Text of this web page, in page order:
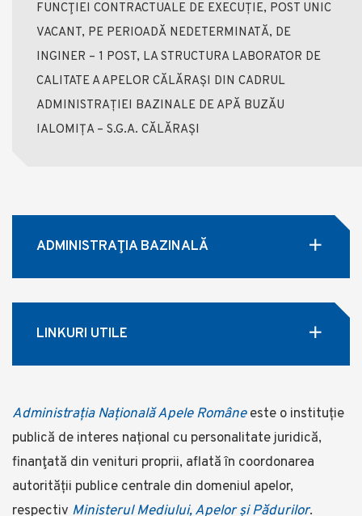
FUNCŢIEI CONTRACTUALE DE EXECUȚIE, POST UNIC
VACANT, PE PERIOADĂ NEDETERMINATĂ, DE
INGINER – 1 POST, LA STRUCTURA LABORATOR DE
CALITATE A APELOR CĂLĂRAȘI DIN CADRUL
ADMINISTRAȚIEI BAZINALE DE APĂ BUZĂU
IALOMIȚA – S.G.A. CĂLĂRAȘI
ADMINISTRAŢIA BAZINALĂ
LINKURI UTILE
Administrația Națională Apele Româneeste o instituție
publică de interes național cu personalitate juridică,
finanţată din venituri proprii, aflată în coordonarea
autorității publice centrale din domeniul apelor,
respectiv Ministerul Mediului, Apelor și Pădurilor.